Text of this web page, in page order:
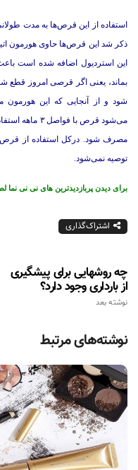
استفاده از این قرص‌ها به مدت
ذکر شد این قرص‌ها حاوی هورمون
این استردیول اضافه شده است
بماند، یعنی اگر قرصی امروز قطع
شود و از آنجایی که این هورمون
توصیه نمی‌شود.
برای دیدن پربازدیدترین های نی نی نما
اشتراک‌گذاری
چه روشهایی برای پیشگیری
از بارداری وجود دارد؟
نوشته بعد
نوشته‌های مرتبط